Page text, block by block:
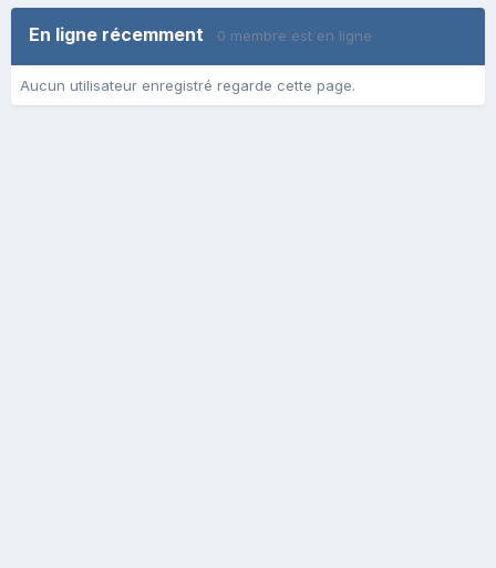
En ligne récemment 0 membre est en ligne
Aucun utilisateur enregistré regarde cette page.